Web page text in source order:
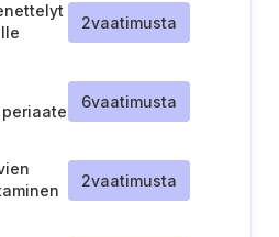
2vaatimusta
6vaatimusta
2vaatimusta